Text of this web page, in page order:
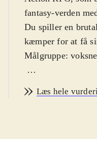
fantasy-verden
Du spiller en
kæmper for at få
Målgruppe:
startede i 2009.
fra seriens forrige
Læs hele